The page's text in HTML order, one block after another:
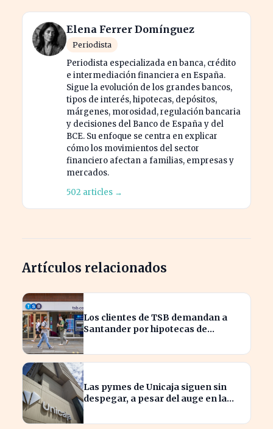
Elena Ferrer Domínguez
Periodista
Periodista especializada en banca, crédito
e intermediación financiera en España.
Sigue la evolución de los grandes bancos,
tipos de interés, hipotecas, depósitos,
márgenes, morosidad, regulación bancaria
y decisiones del Banco de España y del
BCE. Su enfoque se centra en explicar
cómo los movimientos del sector
financiero afectan a familias, empresas y
mercados.
502 articles →
Artículos relacionados
Los clientes de TSB demandan a
Santander por hipotecas de
Las pymes de Unicaja siguen sin
despegar, a pesar del auge en la